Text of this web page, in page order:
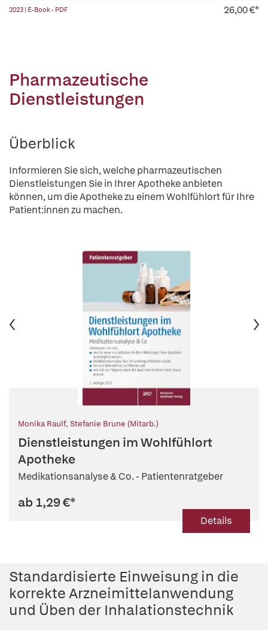
2023 | E-Book - PDF 26,00 €*
Pharmazeutische
Dienstleistungen
Überblick
Informieren Sie sich, welche pharmazeutischen
Dienstleistungen Sie in Ihrer Apotheke anbieten
können, um die Apotheke zu einem Wohlfühlort für Ihre
Patient:innen zu machen.
Monika Raulf, Stefanie Brune (Mitarb.)
Dienstleistungen im Wohlfühlort
Apotheke
Medikationsanalyse & Co. - Patientenratgeber
ab 1,29 €*
Details
Standardisierte Einweisung in die
korrekte Arzneimittelanwendung
und Üben der Inhalationstechnik